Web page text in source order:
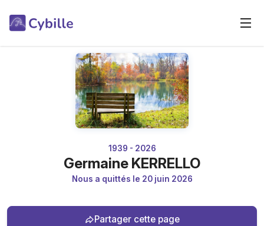
1939 - 2026
Germaine KERRELLO
Nous a quittés le 20 juin 2026
Partager cette page